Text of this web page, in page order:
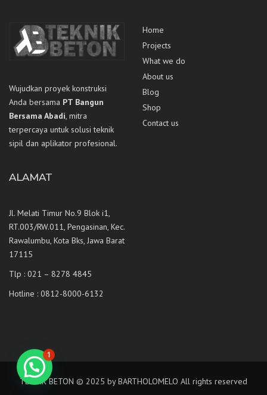
Wujudkan proyek konstruksi
Anda bersama PT Bangun
Bersama Abadi, mitra
terpercaya untuk solusi teknik
sipil dan aplikator profesional.
Home
Projects
What we do
About us
Blog
Shop
Contact us
ALAMAT
Jl. Melati Timur No.9 Blok i1,
RT.003/RW.011, Pengasinan, Kec.
Rawalumbu, Kota Bks, Jawa Barat
17115
Tlp : 021 – 8278 4845
Hotline : 0812-8000-6132
TEKNIK BETON © 2025 by BARTHOLOMELO All rights reserved
1